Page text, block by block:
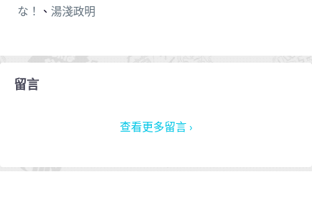
な！
、 湯淺政明
留言
查看更多留言 ›